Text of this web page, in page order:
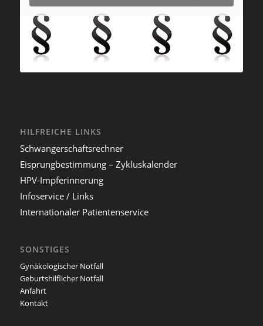
HILFREICHE LINKS
Schwangerschaftsrechner
Eisprungbestimmung – Zykluskalender
HPV-Impferinnerung
Infoservice / Links
Internationaler Patientenservice
SONSTIGES
Gynäkologischer Notfall
Geburtshilflicher Notfall
Anfahrt
Kontakt